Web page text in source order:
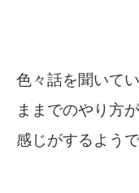
色々話を聞いて
ままでのやり方
感じがするようで